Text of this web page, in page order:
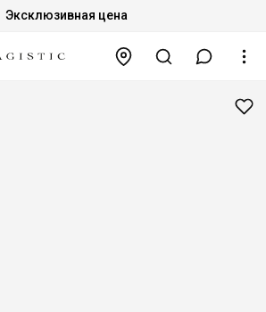
Эксклюзивная цена